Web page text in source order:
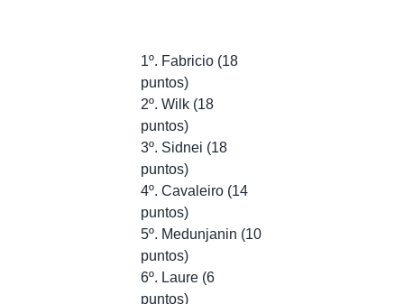
1º. Fabricio (18
puntos)
2º. Wilk (18
puntos)
3º. Sidnei (18
puntos)
4º. Cavaleiro (14
puntos)
5º. Medunjanin (10
puntos)
6º. Laure (6
puntos)